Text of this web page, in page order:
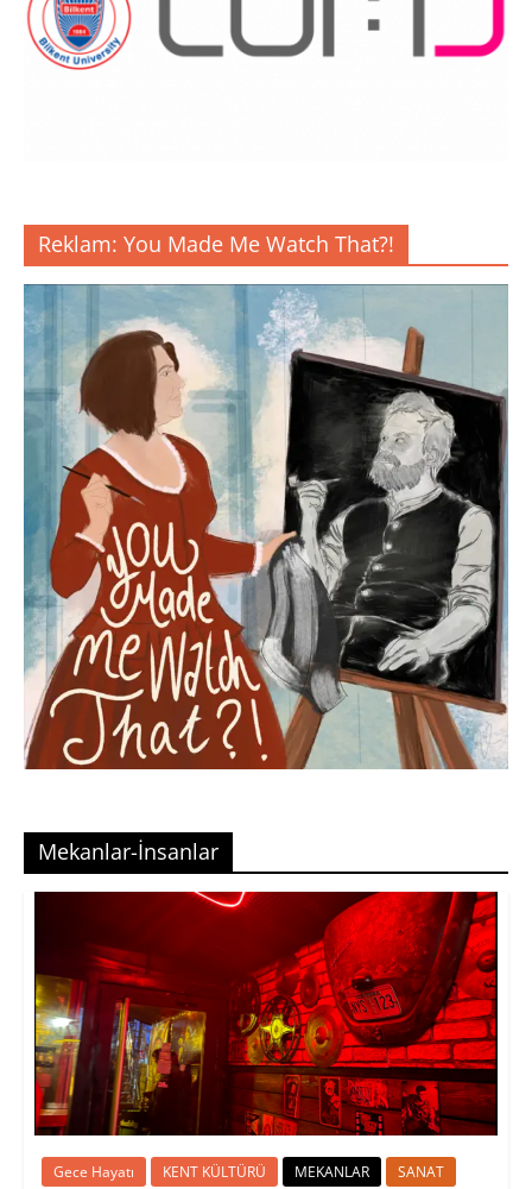
Reklam: You Made Me Watch That?!
Mekanlar-İnsanlar
Gece Hayatı KENT KÜLTÜRÜ MEKANLAR SANAT